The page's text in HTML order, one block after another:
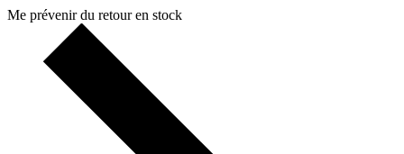
Me prévenir du retour en stock